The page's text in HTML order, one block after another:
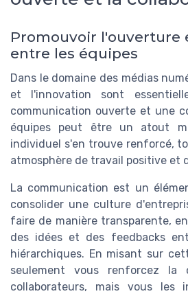
Promouvoir l'ouverture
entre les équipes
Dans le domaine des médias
et l'innovation sont
communication ouverte et une
équipes peut être un atout
individuel s'en trouve renforcé,
atmosphère de travail positive et
La communication est un
consolider une culture
faire de manière transparente,
des idées et des feedbacks
hiérarchiques. En misant sur
seulement vous renforcez la
collaborateurs, mais vous les